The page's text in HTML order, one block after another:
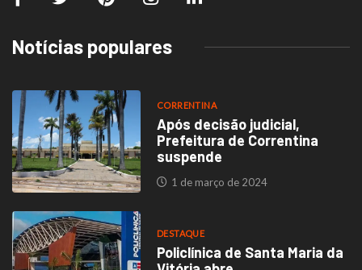
Notícias populares
CORRENTINA
Após decisão judicial,
Prefeitura de Correntina
suspende
1 de março de 2024
DESTAQUE
Policlínica de Santa Maria da